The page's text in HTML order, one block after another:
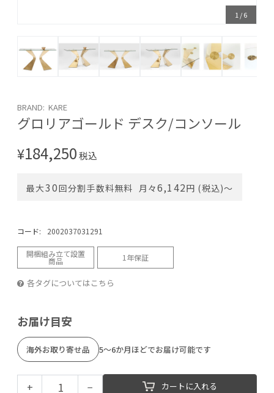
1 /6
BRAND: KARE
グロリアゴールド デスク/コンソール
¥184,250税込
最大30回分割手数料無料 月々6,142円 (税込)〜
コード: 2002037031291
開梱組み立て設置
商品 1年保証
各タグについてはこちら
お届け目安
海外お取り寄せ品 5～6か月ほどでお届け可能です
+ − カートに入れる